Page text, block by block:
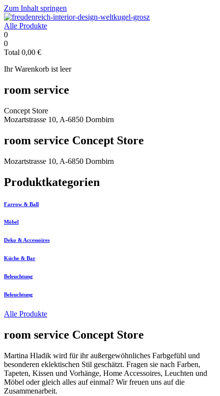
Zum Inhalt springen
Alle Produkte
0
0
Total 0,00 €
Ihr Warenkorb ist leer
room service
Concept Store
Mozartstrasse 10, A-6850 Dornbirn
room service Concept Store
Mozartstrasse 10, A-6850 Dornbirn
Produktkategorien
Farrow & Ball
Möbel
Deko & Accessoires
Küche & Bar
Beleuchtung
Beleuchtung
Alle Produkte
room service Concept Store
Martina Hladik wird für ihr außergewöhnliches Farbgefühl und
besonderen eklektischen Stil geschätzt. Fragen sie nach Farben,
Tapeten, Kissen und Vorhänge, Home Accessoires, Leuchten und
Möbel oder gleich alles auf einmal? Wir freuen uns auf die
Zusammenarbeit.